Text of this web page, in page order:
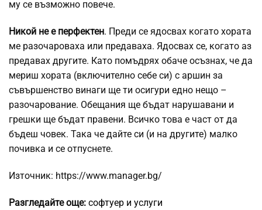
му се възможно повече.
Никой не е перфектен. Преди се ядосвах когато хората
ме разочароваха или предаваха. Ядосвах се, когато аз
предавах другите. Като помъдрях обаче осъзнах, че да
мериш хората (включително себе си) с аршин за
съвършенство винаги ще ти осигури едно нещо –
разочарование. Обещания ще бъдат нарушавани и
грешки ще бъдат правени. Всичко това е част от да
бъдеш човек. Така че дайте си (и на другите) малко
почивка и се отпуснете.
Източник: https://www.manager.bg/
Разгледайте още: софтуер и услуги